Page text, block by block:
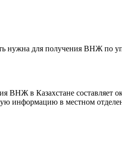
нужна для получения ВНЖ по
ВНЖ в Казахстане составляет
информацию в местном